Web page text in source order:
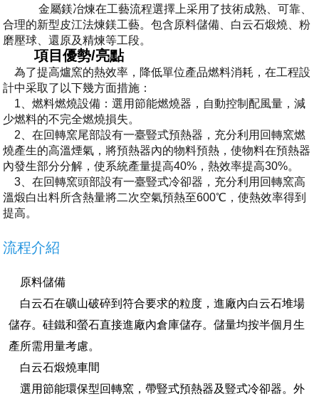
金屬鎂冶煉在工藝流程選擇上采用了技術成熟、可靠、
合理的新型皮江法煉鎂工藝。包含原料儲備、白云石煅燒、粉
磨壓球、還原及精煉等工段。
項目優勢/亮點
為了提高爐窯的熱效率，降低單位產品燃料消耗，在工程設
計中采取了以下幾方面措施：
1、燃料燃燒設備：選用節能燃燒器，自動控制配風量，減
少燃料的不完全燃燒損失。
2、在回轉窯尾部設有一臺豎式預熱器，充分利用回轉窯燃
燒產生的高溫煙氣，將預熱器內的物料預熱，使物料在預熱器
內發生部分分解，使系統產量提高40%，熱效率提高30%。
3、在回轉窯頭部設有一臺豎式冷卻器，充分利用回轉窯高
溫煅白出料所含熱量將二次空氣預熱至600℃，使熱效率得到
提高。
流程介紹
原料儲備
白云石在礦山破碎到符合要求的粒度，進廠內白云石堆場
儲存。硅鐵和螢石直接進廠內倉庫儲存。儲量均按半個月生
產所需用量考慮。
白云石煅燒車間
選用節能環保型回轉窯，帶豎式預熱器及豎式冷卻器。外